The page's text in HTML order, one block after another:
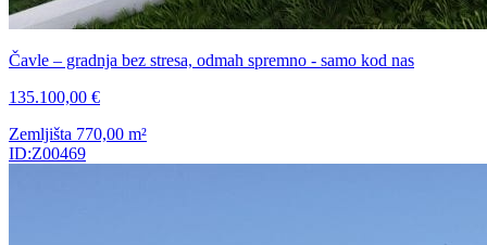
Čavle – gradnja bez stresa, odmah spremno - samo kod nas
135.100,00 €
Zemljišta 770,00 m²
ID:Z00469